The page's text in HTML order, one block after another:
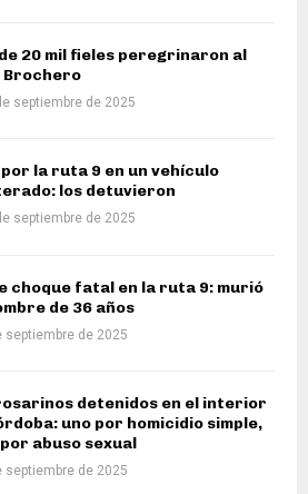
20 mil fieles peregrinaron al
Brochero
septiembre de 2025
la ruta 9 en un vehículo
los detuvieron
septiembre de 2025
choque fatal en la ruta 9: murió
de 36 años
septiembre de 2025
detenidos en el interior
uno por homicidio simple,
abuso sexual
septiembre de 2025